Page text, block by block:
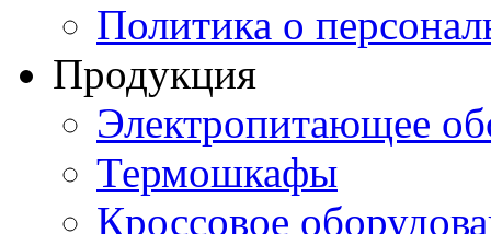
Политика о
Продукция
Электропитающее
Термошкафы
Кроссовое